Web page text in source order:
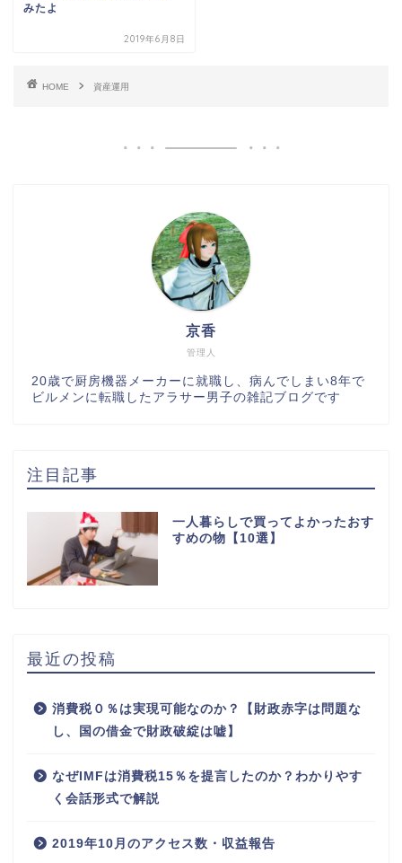
みたよ
2019年6月8日
HOME 資産運用
管理人
京香
20歳で厨房機器メーカーに就職し、病んでしまい8年で
ビルメンに転職したアラサー男子の雑記ブログです
注目記事
一人暮らしで買ってよかったおす
すめの物【10選】
最近の投稿
消費税０％は実現可能なのか？【財政赤字は問題な
し、国の借金で財政破綻は嘘】
なぜIMFは消費税15％を提言したのか？わかりやす
く会話形式で解説
2019年10月のアクセス数・収益報告